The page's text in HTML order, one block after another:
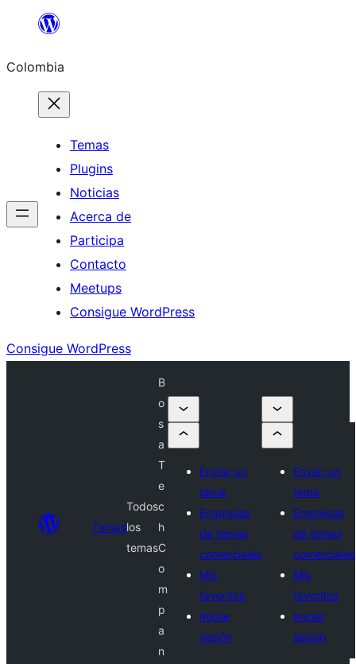
Saltar
contenido
Colombia
Temas
Plugins
Noticias
Acerca de
Participa
Contacto
Meetups
Consigue WordPress
Consigue WordPress
Temas
Todos
los
temas
B
o
s
a
T
e
c
h
C
o
m
p
a
n
Enviar un
tema
Empresas
de temas
comerciales
Mis
favoritos
Iniciar
sesión
Enviar un
tema
Empresas
de temas
comerciales
Mis
favoritos
Iniciar
sesión